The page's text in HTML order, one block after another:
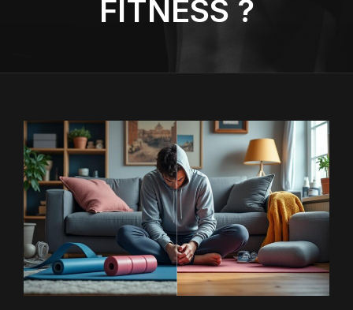
FITNESS ?